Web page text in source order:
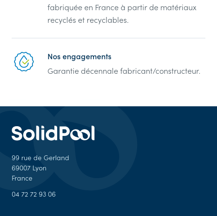
fabriquée en France à partir de matériaux
recyclés et recyclables.
Nos engagements
Garantie décennale fabricant/constructeur.
99 rue de Gerland
69007 Lyon
France
04 72 72 93 06